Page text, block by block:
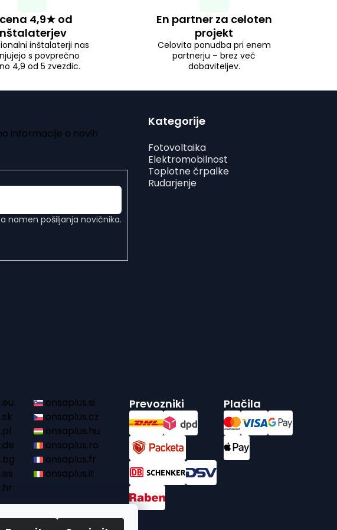
4,9★ od
inštalaterji nas
s povprečno
4,9 od 5 zvezdic.
En partner za celoten
projekt
Celovita ponudba pri enem
partnerju – brez več
dobaviteljev.
informacije o novih
namen pošiljanja novičnika.
Kategorije
Fotovoltaika
Elektromobilnost
Toplotne črpalke
Rudarjenje
onsaplus.si
onsaplus.cz
onsaplus.hu
onsaplus.ro
onsaplus.fr
onsaplus.it
Prevozniki Plačila